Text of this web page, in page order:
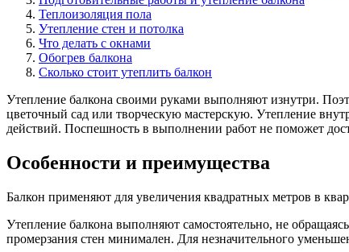
Теплоизоляция пола
Утепление стен и потолка
Что делать с окнами
Обогрев балкона
Сколько стоит утеплить балкон
Утепление балкона своими руками выполняют изнутри.
цветочный сад или творческую мастерскую. Утепление
действий. Поспешность в выполнении работ не поможет
Особенности и преимущества
Балкон применяют для увеличения квадратных метров в
Утепление балкона выполняют самостоятельно, не
промерзания стен минимален. Для незначительного